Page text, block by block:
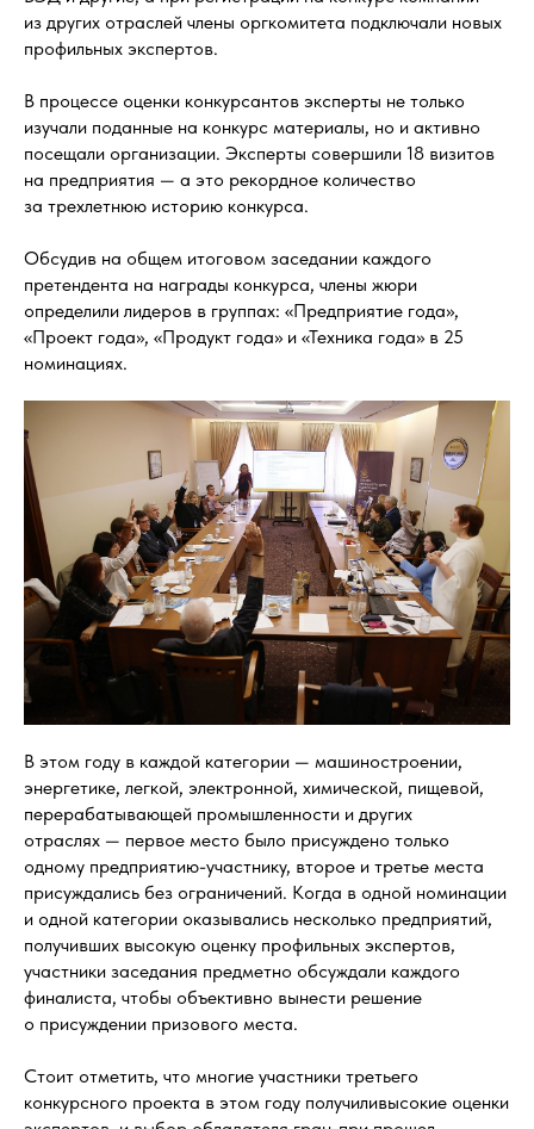
из других отраслей члены оргкомитета подключали новых
профильных экспертов.
В процессе оценки конкурсантов эксперты не только
изучали поданные на конкурс материалы, но и активно
посещали организации. Эксперты совершили 18 визитов
на предприятия — а это рекордное количество
за трехлетнюю историю конкурса.
Обсудив на общем итоговом заседании каждого
претендента на награды конкурса, члены жюри
определили лидеров в группах: «Предприятие года»,
«Проект года», «Продукт года» и «Техника года» в 25
номинациях.
В этом году в каждой категории — машиностроении,
энергетике, легкой, электронной, химической, пищевой,
перерабатывающей промышленности и других
отраслях — первое место было присуждено только
одному предприятию-участнику, второе и третье места
присуждались без ограничений. Когда в одной номинации
и одной категории оказывались несколько предприятий,
получивших высокую оценку профильных экспертов,
участники заседания предметно обсуждали каждого
финалиста, чтобы объективно вынести решение
о присуждении призового места.
Стоит отметить, что многие участники третьего
конкурсного проекта в этом году получиливысокие оценки